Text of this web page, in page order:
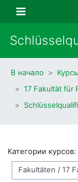
Боковая
В начало
17 Fakultät für
Категории курсов: